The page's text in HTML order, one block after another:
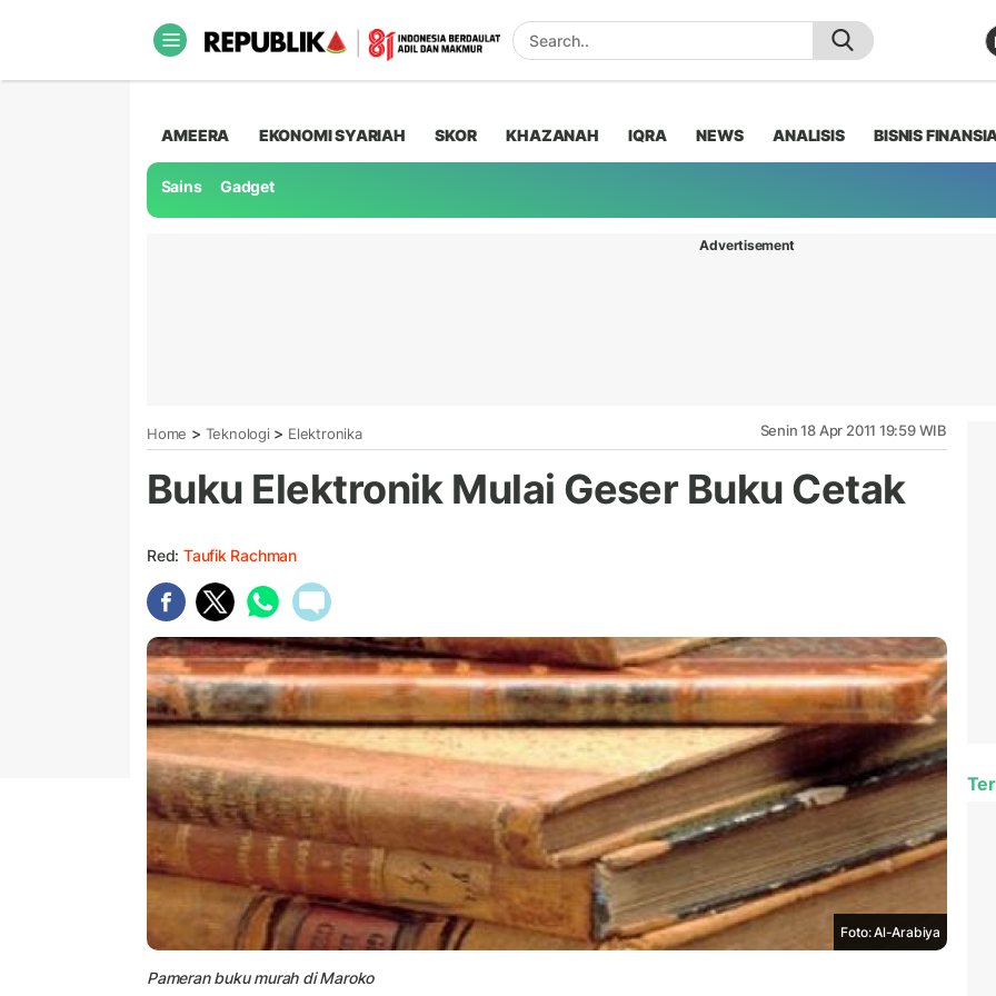
AMEERA EKONOMI SYARIAH SKOR KHAZANAH IQRA NEWS ANALISIS BISNIS
Sains Gadget
Advertisement
Home > Teknologi > Elektronika Senin 18 Apr 2011 19:59 WIB
Buku Elektronik Mulai Geser Buku Cetak
Red: Taufik Rachman
Foto: Al-Arabiya
Pameran buku murah di Maroko